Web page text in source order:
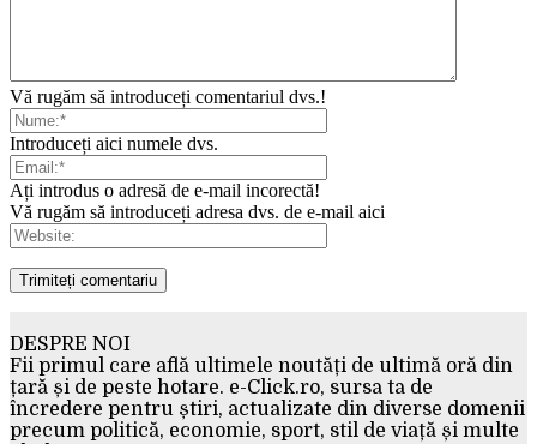
Vă rugăm să introduceți comentariul dvs.!
Introduceți aici numele dvs.
Ați introdus o adresă de e-mail incorectă!
Vă rugăm să introduceți adresa dvs. de e-mail aici
DESPRE NOI
Fii primul care află ultimele noutăți de ultimă oră din
țară și de peste hotare. e-Click.ro, sursa ta de
încredere pentru știri, actualizate din diverse domenii
precum politică, economie, sport, stil de viață și multe